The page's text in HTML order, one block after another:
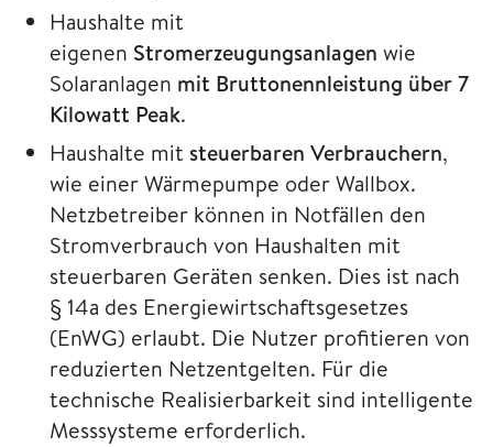
Haushalte mit
eigenen Stromerzeugungsanlagen wie
Solaranlagen mit Bruttonennleistung über 7
Kilowatt Peak.
Haushalte mit steuerbaren Verbrauchern,
wie einer Wärmepumpe oder Wallbox.
Netzbetreiber können in Notfällen den
Stromverbrauch von Haushalten mit
steuerbaren Geräten senken. Dies ist nach
§ 14a des Energiewirtschaftsgesetzes
(EnWG) erlaubt. Die Nutzer profitieren von
reduzierten Netzentgelten. Für die
technische Realisierbarkeit sind intelligente
Messsysteme erforderlich.